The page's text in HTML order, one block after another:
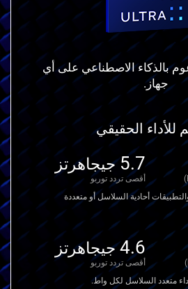
بالذكاء الاصطناعي على أي
جهاز.
الحقيقي
5.7جيجاهرتز
أقصى تردد توربو
أحادية السلاسل أو متعددة
4.6جيجاهرتز
أقصى تردد توربو
متعدد السلاسل لكل واط.